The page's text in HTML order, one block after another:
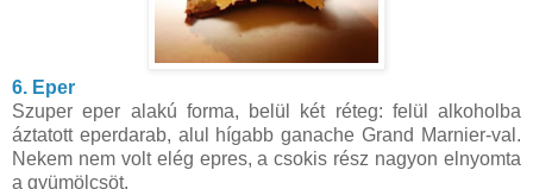
6. Eper
Szuper eper alakú forma, belül két réteg: felül alkoholba
áztatott eperdarab, alul hígabb ganache Grand Marnier-val.
Nekem nem volt elég epres, a csokis rész nagyon elnyomta
a gyümölcsöt.